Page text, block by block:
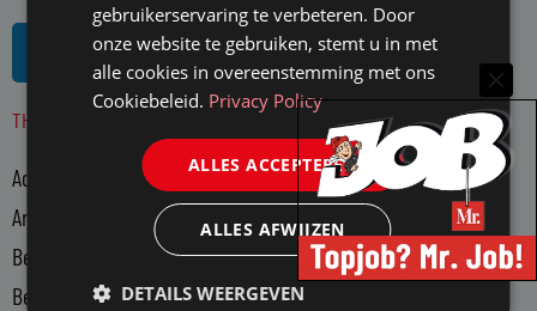
R
s
s
THEMA'S
Advocatuur
Arbeidsmarkt
Bedrijfsjuristen
Bedrijfsvoering
gebruikerservaring te verbeteren. Door
onze website te gebruiken, stemt u in met
alle cookies in overeenstemming met ons
Cookiebeleid. Privacy Policy
ALLES ACCEPTEREN
ALLES AFWIJZEN
DETAILS WEERGEVEN